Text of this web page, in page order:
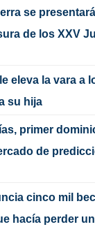
se
de los XXV
eleva la vara a
su hija
primer
de
cinco mil
hacía perder